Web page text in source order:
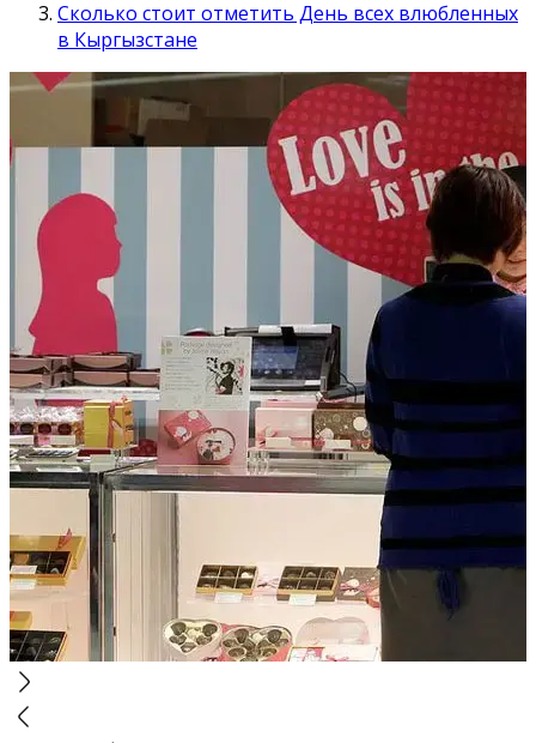
Сколько стоит отметить День всех влюбленных
в Кыргызстане